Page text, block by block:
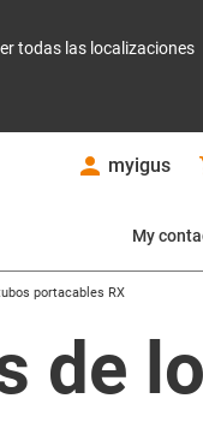
todas las localizaciones
myigus
My
portacables RX
de